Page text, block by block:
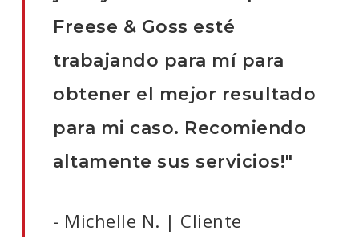
Freese & Goss esté
trabajando para mí para
obtener el mejor resultado
para mi caso. Recomiendo
altamente sus servicios!"
- Michelle N. | Cliente